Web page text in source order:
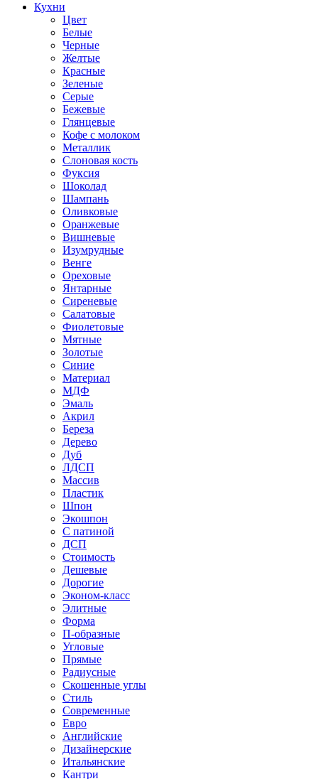
Кухни
Цвет
Белые
Черные
Желтые
Красные
Зеленые
Серые
Бежевые
Глянцевые
Кофе с молоком
Металлик
Слоновая кость
Фуксия
Шоколад
Шампань
Оливковые
Оранжевые
Вишневые
Изумрудные
Венге
Ореховые
Янтарные
Сиреневые
Салатовые
Фиолетовые
Мятные
Золотые
Синие
Материал
МДФ
Эмаль
Акрил
Береза
Дерево
Дуб
ЛДСП
Массив
Пластик
Шпон
Экошпон
С патиной
ДСП
Стоимость
Дешевые
Дорогие
Эконом-класс
Элитные
Форма
П-образные
Угловые
Прямые
Радиусные
Скошенные углы
Стиль
Современные
Евро
Английские
Дизайнерские
Итальянские
Кантри